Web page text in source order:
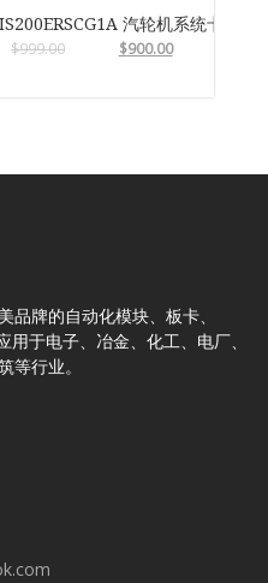
电气
IS200ERSCG1A 汽轮机系统卡件
$999.00 $900.00
牌的自动化模块、板卡、
于电子、冶金、化工、电厂、
等行业。